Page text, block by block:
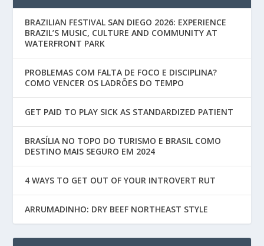
BRAZILIAN FESTIVAL SAN DIEGO 2026: EXPERIENCE
BRAZIL’S MUSIC, CULTURE AND COMMUNITY AT
WATERFRONT PARK
PROBLEMAS COM FALTA DE FOCO E DISCIPLINA?
COMO VENCER OS LADRÕES DO TEMPO
GET PAID TO PLAY SICK AS STANDARDIZED PATIENT
BRASÍLIA NO TOPO DO TURISMO E BRASIL COMO
DESTINO MAIS SEGURO EM 2024
4 WAYS TO GET OUT OF YOUR INTROVERT RUT
ARRUMADINHO: DRY BEEF NORTHEAST STYLE